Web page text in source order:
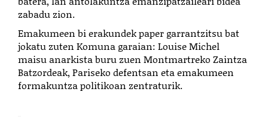
zabadu zion.
Emakumeen bi erakundek paper garrantzitsu bat
jokatu zuten Komuna garaian: Louise Michel
maisu anarkista buru zuen Montmartreko Zaintza
Batzordeak, Pariseko defentsan eta emakumeen
formakuntza politikoan zentraturik.